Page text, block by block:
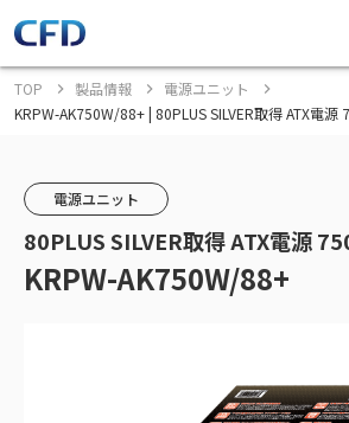
TOP 製品情報
電源ユニット
KRPW-AK750W/88+ | 80PLUS SILVER取得 ATX電源
電源ユニット
80PLUS SILVER取得 ATX電源
KRPW-AK750W/88+